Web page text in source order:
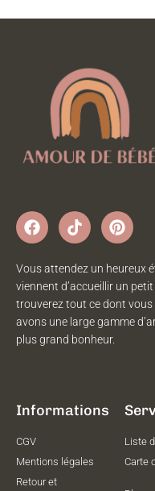
Vous attendez un heureux
viennent d’accueillir un
trouverez tout ce dont
avons une large gamme
plus grand bonheur.
Informations
CGV
Mentions légales
Retour et
Liste
Carte